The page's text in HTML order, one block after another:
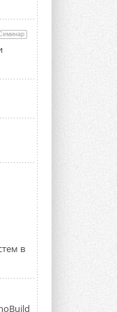
...
...
...
в